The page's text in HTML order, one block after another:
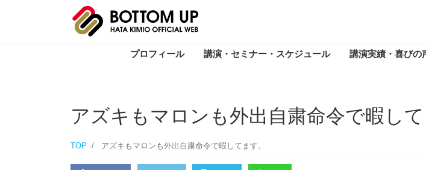
プロフィール 講演・セミナー・スケジュール 講演実績・喜びの
アズキもマロンも外出自粛命令で暇して
TOP アズキもマロンも外出自粛命令で暇してます。